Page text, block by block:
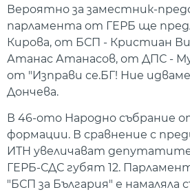
Вероятно за заместник-
парламента от ГЕРБ ще
Кирова, от БСП - Кристиан
Атанас Атанасов, от ДПС -
от "Изправи се.БГ! Ние
Дончева.
В 46-ото Народно събрание
формации. В сравнение с
ИТН увеличават депутатите
ГЕРБ-СДС губят 12.
"БСП за България" е намаляла